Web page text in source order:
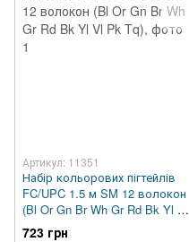
Артикул: 11351
Набір кольорових пігтейлів
FC/UPC 1.5 м SM 12 волокон
(Bl Or Gn Br Wh Gr Rd Bk Yl Vl
Pk Tq)
723 грн